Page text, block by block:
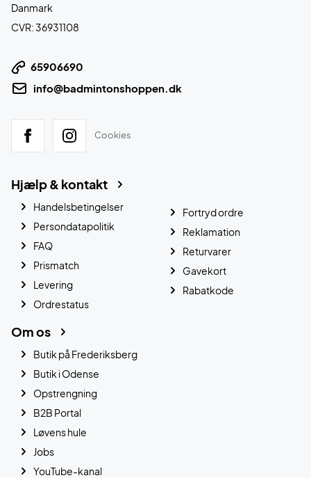
Danmark
CVR: 36931108
65906690
info@badmintonshoppen.dk
Cookies
Hjælp & kontakt
Handelsbetingelser
Persondatapolitik
FAQ
Prismatch
Levering
Ordrestatus
Fortryd ordre
Reklamation
Returvarer
Gavekort
Rabatkode
Om os
Butik på Frederiksberg
Butik i Odense
Opstrengning
B2B Portal
Løvens hule
Jobs
YouTube-kanal